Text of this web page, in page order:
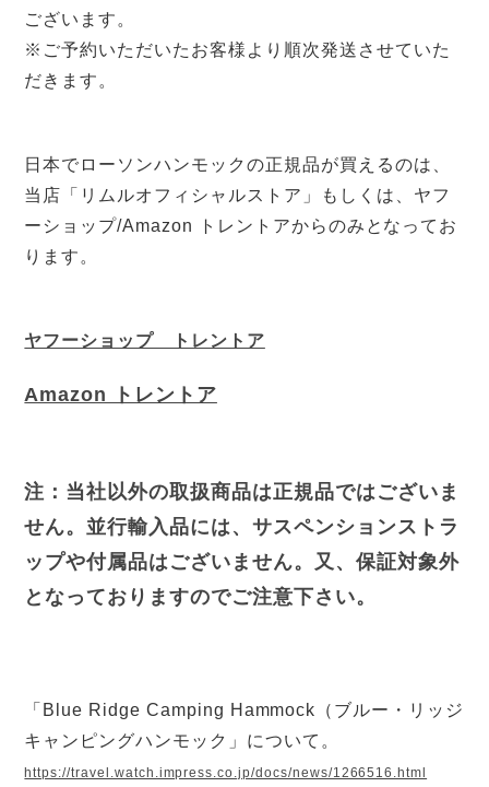
ございます。
※ご予約いただいたお客様より順次発送させていた
だきます。
日本でローソンハンモックの正規品が買えるのは、
当店「リムルオフィシャルストア」もしくは、ヤフ
ーショップ/Amazon トレントアからのみとなってお
ります。
ヤフーショップ トレントア
Amazon トレントア
注：当社以外の取扱商品は正規品ではございま
せん。並行輸入品には、サスペンションストラ
ップや付属品はございません。又、保証対象外
となっておりますのでご注意下さい。
「Blue Ridge Camping Hammock（ブルー・リッジ
キャンピングハンモック」について。
https://travel.watch.impress.co.jp/docs/news/1266516.html